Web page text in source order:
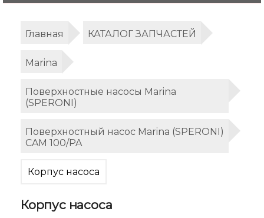
Главная КАТАЛОГ ЗАПЧАСТЕЙ
Marina
Поверхностные насосы Marina
(SPERONI)
Поверхностный насос Marina (SPERONI)
CAM 100/PA
Корпус насоса
Корпус насоса